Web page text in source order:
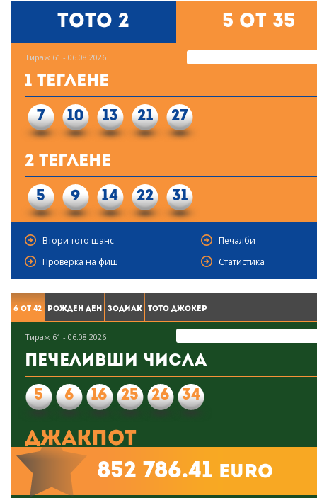
Тото 2 5 от 35
Тираж 61 - 06.08.2026
1 Теглене
7 10 13 21 27
2 Теглене
5 9 14 22 31
Втори тото шанс
Печалби
Проверка на фиш
Статистика
6 от 42 Рожден ден Зодиак Тото Джокер
Тираж 61 - 06.08.2026
Печеливши числа
5 6 16 25 26 34
Джакпот
852 786.41 euro